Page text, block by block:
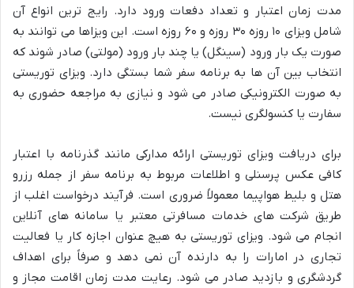
مدت زمان اعتبار و تعداد دفعات ورود دارد. رایج ترین انواع آن
شامل ویزای ۱۰ روزه ۳۰ روزه و ۶۰ روزه است. این ویزاها می توانند به
صورت یک بار ورود (سینگل) یا چند بار ورود (مولتی) صادر شوند که
انتخاب بین آن ها به برنامه سفر شما بستگی دارد. ویزای توریستی
به صورت الکترونیکی صادر می شود و نیازی به مراجعه حضوری به
سفارت یا کنسولگری نیست.
برای دریافت ویزای توریستی ارائه مدارکی مانند گذرنامه با اعتبار
کافی عکس پرسنلی و اطلاعات مربوط به برنامه سفر از جمله رزرو
هتل و بلیط هواپیما معمولاً ضروری است. فرآیند درخواست اغلب از
طریق شرکت های خدمات مسافرتی معتبر یا سامانه های آنلاین
انجام می شود. ویزای توریستی به هیچ عنوان اجازه کار یا فعالیت
تجاری در امارات را به دارنده آن نمی دهد و صرفاً برای اهداف
گردشگری و بازدید صادر می شود. رعایت مدت زمان اقامت مجاز و